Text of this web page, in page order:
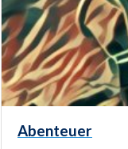
Abenteuer